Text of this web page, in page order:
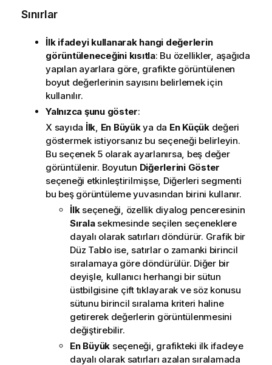
Sınırlar
İlk ifadeyi kullanarak hangi değerlerin
görüntüleneceğini kısıtla: Bu özellikler, aşağıda
yapılan ayarlara göre, grafikte görüntülenen
boyut değerlerinin sayısını belirlemek için
kullanılır.
Yalnızca şunu göster:
X sayıda İlk En Büyükya da En Küçükdeğeri
göstermek istiyorsanız bu seçeneği belirleyin.
Bu seçenek 5 olarak ayarlanırsa, beş değer
görüntülenir. Boyutun Diğerlerini Göster
seçeneği etkinleştirilmişse, Diğerleri segmenti
bu beş görüntüleme yuvasından birini kullanır.
İlkseçeneği, özellik diyalog penceresinin
Sıralasekmesinde seçilen seçeneklere
dayalı olarak satırları döndürür. Grafik bir
Düz Tablo ise, satırlar o zamanki birincil
sıralamaya göre döndürülür. Diğer bir
deyişle, kullanıcı herhangi bir sütun
üstbilgisine çift tıklayarak ve söz konusu
sütunu birincil sıralama kriteri haline
getirerek değerlerin görüntülenmesini
değiştirebilir.
En Büyük seçeneği, grafikteki ilk ifadeye
dayalı olarak satırları azalan sıralamada